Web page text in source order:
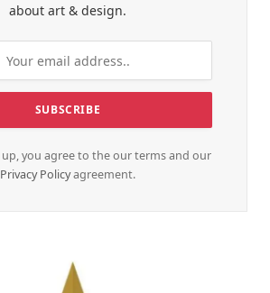
about art & design.
up, you agree to the our terms and our
Privacy Policyagreement.